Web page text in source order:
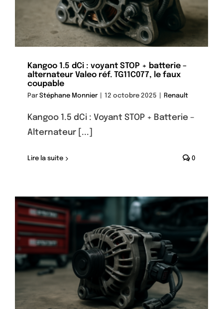
Kangoo 1.5 dCi : voyant STOP + batterie –
alternateur Valeo réf. TG11C077, le faux
coupable
ParStéphane Monnier 12 octobre 2025 Renault
Kangoo 1.5 dCi : Voyant STOP + Batterie –
Alternateur [...]
Lire la suite 0